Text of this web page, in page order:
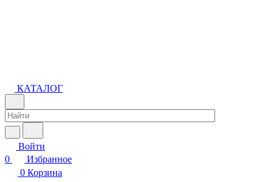
КАТАЛОГ
Войти
0
Избранное
0 Корзина